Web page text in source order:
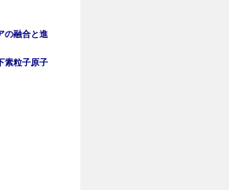
の融合と進
素粒子原子